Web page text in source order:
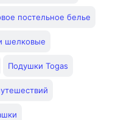
постельное белье
шелковые
Подушки Togas